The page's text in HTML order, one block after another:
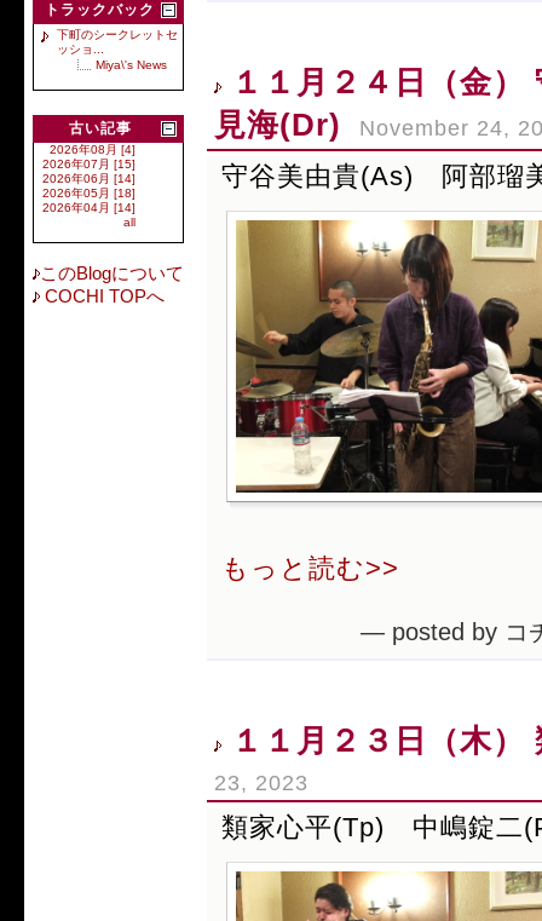
トラックバック
下町のシークレットセ
ッショ...
Miya\'s News
古い記事
2026年08月 [4]
2026年07月 [15]
2026年06月 [14]
2026年05月 [18]
2026年04月 [14]
all
このBlogについて
COCHI TOPへ
１１月２４日（金
見海(Dr)
November 24,
守谷美由貴(As) 阿部瑠
もっと読む>>
— posted by コ
１１月２３日（木
23, 2023
類家心平(Tp) 中嶋錠二